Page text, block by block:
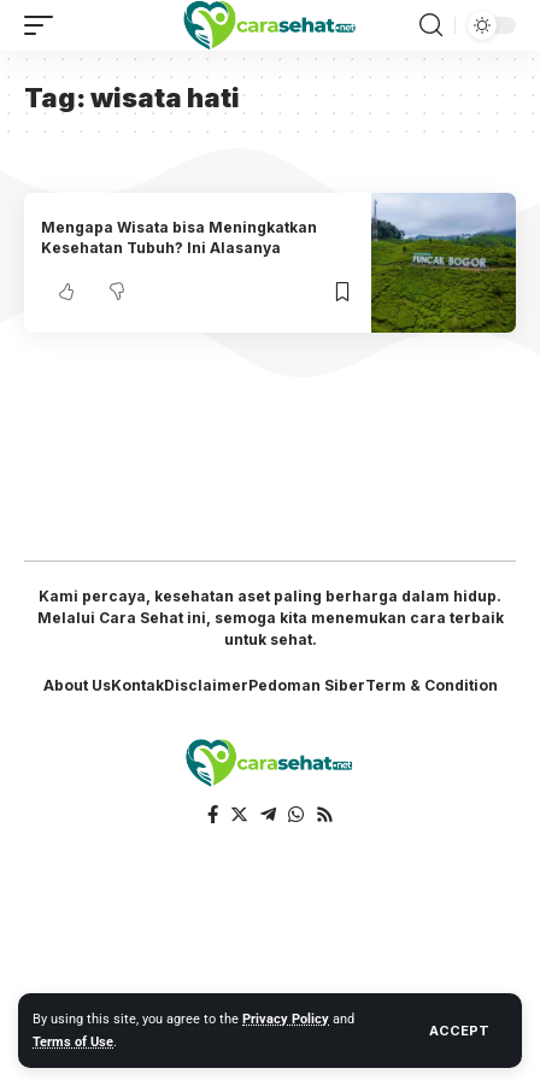
By using this site, you agree to the Privacy Policy and
Terms of Use.
ACCEPT
Tag:wisata hati
Mengapa Wisata bisa Meningkatkan
Kesehatan Tubuh? Ini Alasanya
Kami percaya, kesehatan aset paling berharga dalam hidup.
Melalui Cara Sehat ini, semoga kita menemukan cara terbaik
untuk sehat.
About UsKontakDisclaimerPedoman SiberTerm & Condition